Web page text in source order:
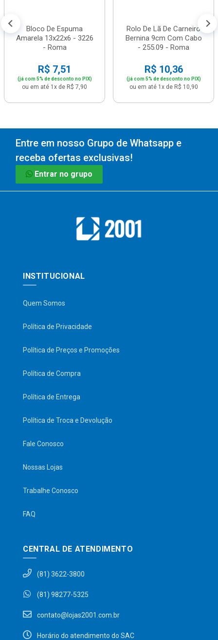
Bloco De Espuma
Amarela 13x22x6 - 3226
- Roma
R$ 7,51
(já com 5% de desconto no PIX)
ou em até 1x de R$ 7,90
Rolo De Lã De Carneiro
Bernina 9cm Com Cabo
- 255.09 - Roma
R$ 10,36
(já com 5% de desconto no PIX)
ou em até 1x de R$ 10,90
Entre em nosso Grupo de Whatsapp e
receba ofertas exclusivas!
Entrar no grupo
INSTITUCIONAL
Quem Somos
Política de Privacidade
Política de Preços e Promoções
Política de Compra
Política de Entrega
Política de Troca e Devolução
Fale Conosco
Nossas Lojas
Trabalhe Conosco
FAQ
CENTRAL DE ATENDIMENTO
(81) 3622-3800
(81) 98277-5325
contato@lojas2001.com.br
Horário do atendimento do SAC